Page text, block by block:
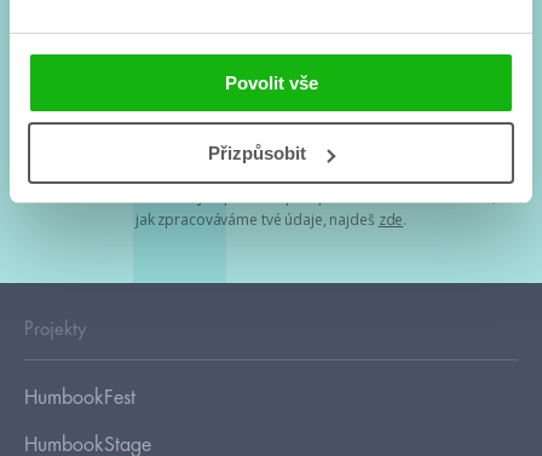
Povolit vše
Přizpůsobit
Souhlasím spodmínkami zpracování osobních údajů
Tvá e-mailová adresa je u nás v bezpečí. Přečti si
jak zpracováváme tvé údaje, najdeš zde.
Projekty
HumbookFest
HumbookStage